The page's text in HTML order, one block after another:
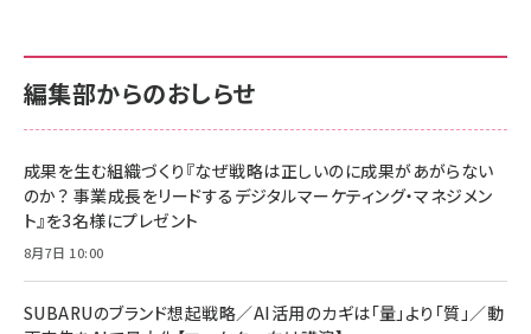
￥880
anan(アンアン)2026/06/24号 No.2500増刊
スペシャルエディション[王道エンタメの矜持／
￥1,100
anan(アンアン)2026/07/08号 No.2502[2026
￥880
サポート正規品 メーカー保証5年 KLMEA128G
NIMASO ガラスフィルム iPhone 17 用 保護フィ
すい ガイド枠付き いPhone17 (6.3インチ) 対応
2枚セット DSP25F1698
￥1,599
￥6,980
サポート正規品 メーカー保証5年 KLMEA128G
Amazon eギフトカード - Amazonロゴ - クラ
￥5,000
Anker PowerLine III Flow USB-C & USB-C
Pro/Air 各種対応 (1.8m ミッドナイトブラック)
￥1,890
編集部からのおしらせ
成果を生む組織づくり『なぜ戦略は正しいのに成果があがらない
のか？ 事業成長をリードするデジタルマーケティング・マネジメン
ト』を3名様にプレゼント
8月7日 10:00
SUBARUのブランド想起戦略／AI活用のカギは「量」より「質」／動